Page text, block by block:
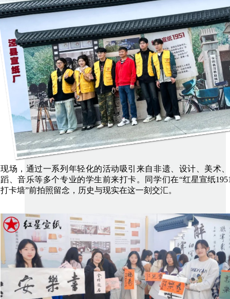
现场，通过一系列年轻化的活动吸引来自非遗、设计、美术
蹈、音乐等多个专业的学生前来打卡。同学们在“红星宣纸
打卡墙”前拍照留念，历史与现实在这一刻交汇。